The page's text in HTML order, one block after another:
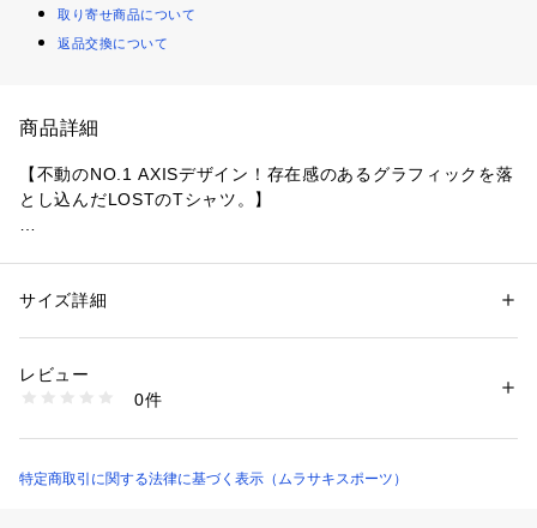
取り寄せ商品について
返品交換について
商品詳細
【不動のNO.1 AXISデザイン！存在感のあるグラフィックを落
とし込んだLOSTのTシャツ。】
●10s/-天竺綿100％の10番手の単糸を使って編まれた天竺を使
を重ねても型崩れしにくいタフな素材。
●肉厚ボディ。
性別：メンズ
素材：綿100%
商品番号：
LM6S-2114 （ショップ）
サイズ詳細
レビュー
0件
特定商取引に関する法律に基づく表示（ムラサキスポーツ）